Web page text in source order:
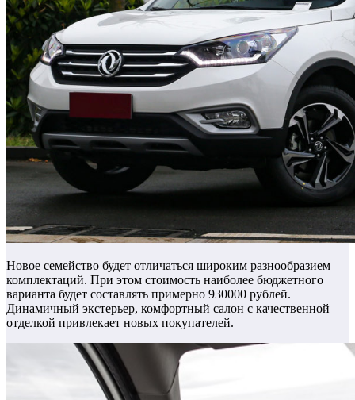
Новое семейство будет отличаться широким разнообразием
комплектаций. При этом стоимость наиболее бюджетного
варианта будет составлять примерно 930000 рублей.
Динамичный экстерьер, комфортный салон с качественной
отделкой привлекает новых покупателей.